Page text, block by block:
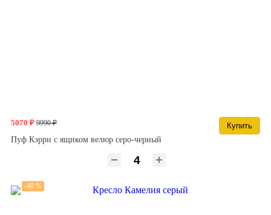
5070 ₽ 9990 ₽
Купить
Пуф Кэрри с ящиком велюр серо-черный
-40 %